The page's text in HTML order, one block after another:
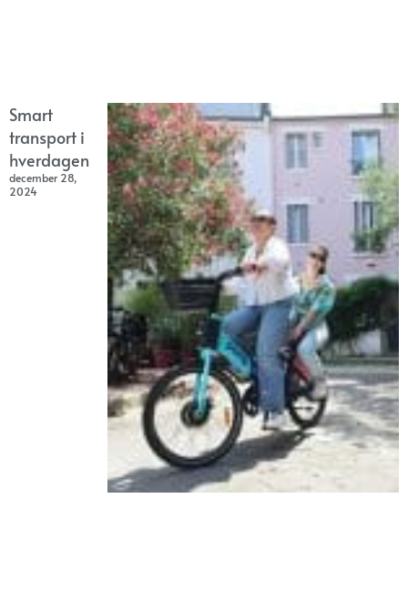
Smart
transport i
hverdagen
december 28,
2024